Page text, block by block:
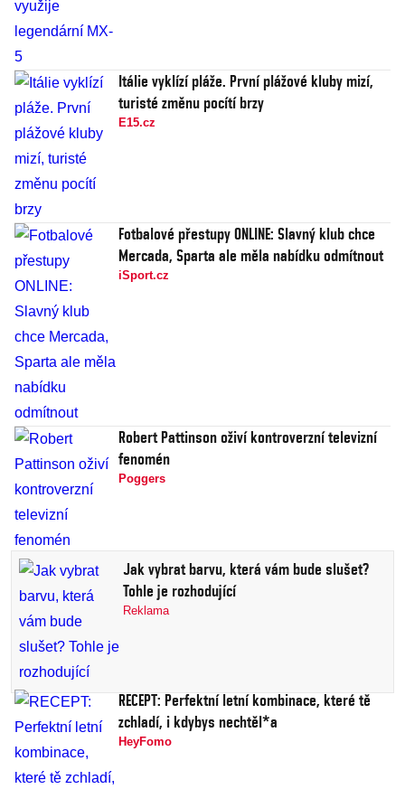
Itálie vyklízí pláže. První plážové kluby mizí,
turisté změnu pocítí brzy
E15.cz
Fotbalové přestupy ONLINE: Slavný klub chce
Mercada, Sparta ale měla nabídku odmítnout
iSport.cz
Robert Pattinson oživí kontroverzní televizní
fenomén
Poggers
Jak vybrat barvu, která vám bude slušet?
Tohle je rozhodující
Reklama
RECEPT: Perfektní letní kombinace, které tě
zchladí, i kdybys nechtěl*a
HeyFomo